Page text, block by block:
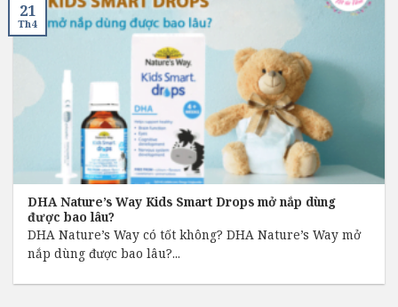
DHA Nature’s Way Kids Smart Drops mở nắp dùng
được bao lâu?
DHA Nature’s Way có tốt không? DHA Nature’s Way mở
nắp dùng được bao lâu?...
21
Th4